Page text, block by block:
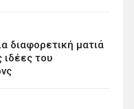
διαφορετική ματιά
ιδέες του